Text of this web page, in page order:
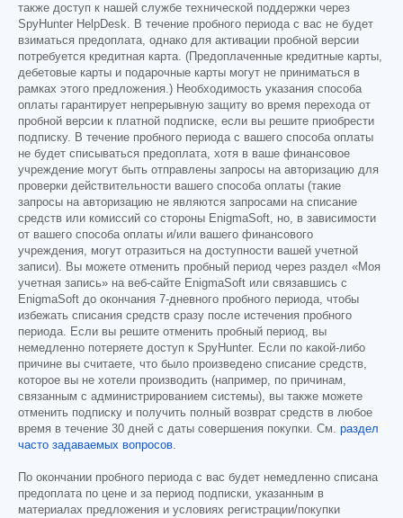
также доступ к нашей службе технической поддержки через
SpyHunter HelpDesk. В течение пробного периода с вас не будет
взиматься предоплата, однако для активации пробной версии
потребуется кредитная карта. (Предоплаченные кредитные карты,
дебетовые карты и подарочные карты могут не приниматься в
рамках этого предложения.) Необходимость указания способа
оплаты гарантирует непрерывную защиту во время перехода от
пробной версии к платной подписке, если вы решите приобрести
подписку. В течение пробного периода с вашего способа оплаты
не будет списываться предоплата, хотя в ваше финансовое
учреждение могут быть отправлены запросы на авторизацию для
проверки действительности вашего способа оплаты (такие
запросы на авторизацию не являются запросами на списание
средств или комиссий со стороны EnigmaSoft, но, в зависимости
от вашего способа оплаты и/или вашего финансового
учреждения, могут отразиться на доступности вашей учетной
записи). Вы можете отменить пробный период через раздел «Моя
учетная запись» на веб-сайте EnigmaSoft или связавшись с
EnigmaSoft до окончания 7-дневного пробного периода, чтобы
избежать списания средств сразу после истечения пробного
периода. Если вы решите отменить пробный период, вы
немедленно потеряете доступ к SpyHunter. Если по какой-либо
причине вы считаете, что было произведено списание средств,
которое вы не хотели производить (например, по причинам,
связанным с администрированием системы), вы также можете
отменить подписку и получить полный возврат средств в любое
время в течение 30 дней с даты совершения покупки. См. раздел
часто задаваемых вопросов
По окончании пробного периода с вас будет немедленно списана
предоплата по цене и за период подписки, указанным в
материалах предложения и условиях регистрации/покупки